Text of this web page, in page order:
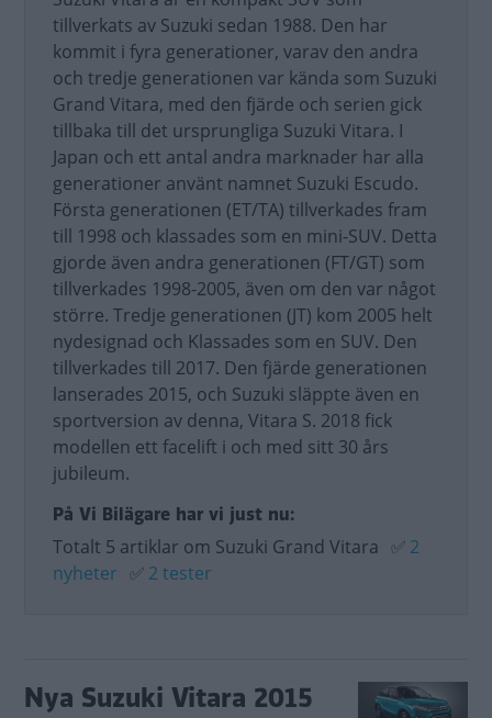
tillverkats av Suzuki sedan 1988. Den har
kommit i fyra generationer, varav den andra
och tredje generationen var kända som Suzuki
Grand Vitara, med den fjärde och serien gick
tillbaka till det ursprungliga Suzuki Vitara. I
Japan och ett antal andra marknader har alla
generationer använt namnet Suzuki Escudo.
Första generationen (ET/TA) tillverkades fram
till 1998 och klassades som en mini-SUV. Detta
gjorde även andra generationen (FT/GT) som
tillverkades 1998-2005, även om den var något
större. Tredje generationen (JT) kom 2005 helt
nydesignad och Klassades som en SUV. Den
tillverkades till 2017. Den fjärde generationen
lanserades 2015, och Suzuki släppte även en
sportversion av denna, Vitara S. 2018 fick
modellen ett facelift i och med sitt 30 års
jubileum.
På Vi Bilägare har vi just nu:
Totalt 5 artiklar om Suzuki Grand Vitara ✅ 2
nyheter ✅ 2 tester
Nya Suzuki Vitara 2015